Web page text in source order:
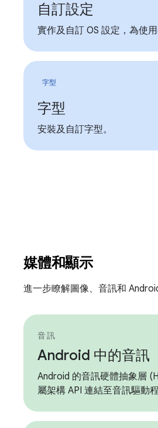
自訂設定
實作及自訂 OS 設定，為使用
字型
字型
安裝及自訂字型。
媒體和顯示
進一步瞭解圖像、音訊和
音訊
Android 中的音訊
Android 的音訊硬體抽象層
屬架構 API 連結至音訊驅動